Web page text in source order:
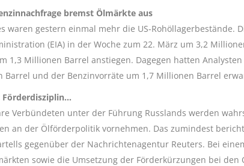
bremst Ölmärkte aus
waren gestern einmal mehr die US-Rohöllagerbestände.
(EIA) in der Woche zum 22. März um 3,2
1,3 Millionen Barrel anstiegen. Dagegen hatten
Barrel und der Benzinvorräte um 1,7 Millionen Barrel
Förderdisziplin…
Verbündeten unter der Führung Russlands werden
an der Ölförderpolitik vornehmen. Das zumindest
gegenüber der Nachrichtenagentur Reuters. Bei
sowie die Umsetzung der Förderkürzungen bei